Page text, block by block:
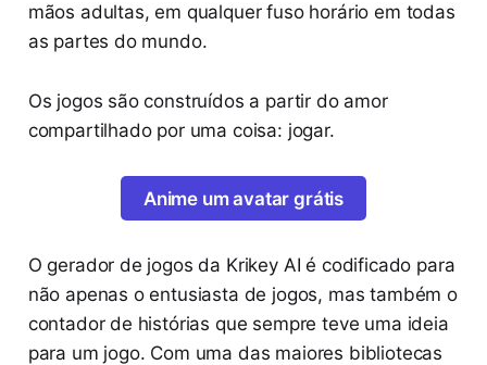
mãos adultas, em qualquer fuso horário em todas
as partes do mundo.
Os jogos são construídos a partir do amor
compartilhado por uma coisa: jogar.
Anime um avatar grátis
O gerador de jogos da Krikey AI é codificado para
não apenas o entusiasta de jogos, mas também o
contador de histórias que sempre teve uma ideia
para um jogo. Com uma das maiores bibliotecas